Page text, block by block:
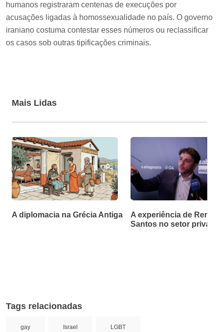
humanos registraram centenas de execuções por
acusações ligadas à homossexualidade no país. O governo
iraniano costuma contestar esses números ou reclassificar
os casos sob outras tipificações criminais.
Mais Lidas
A diplomacia na Grécia Antiga
A experiência de Renan
Santos no setor
Tags relacionadas
gay Israel LGBT